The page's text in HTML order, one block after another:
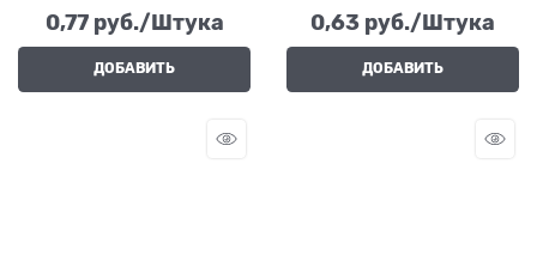
0,77 руб./Штука
ДОБАВИТЬ
0,63 руб./Штука
ДОБАВИТЬ